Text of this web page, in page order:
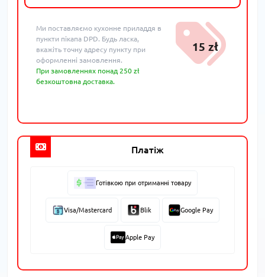
Ми поставляємо кухонне приладдя в
пункти пікапа DPD. Будь ласка,
вкажіть точну адресу пункту при
оформленні замовлення.
При замовленнях понад 250 zł
безкоштовна доставка.
15 zł
Платіж
Готівкою при отриманні товару
Visa/Mastercard Blik Google Pay
Apple Pay